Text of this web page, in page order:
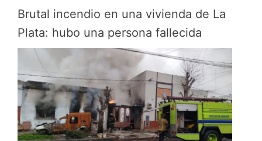
Brutal incendio en una vivienda de La
Plata: hubo una persona fallecida